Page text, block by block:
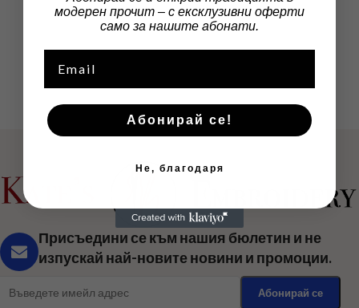
Присъедини се към нашия бюлетин и не
изпускай най-новите новини и промоции.
модерен прочит – с ексклузивни оферти
само за нашите абонати.
Абонирай се!
Не, благодаря